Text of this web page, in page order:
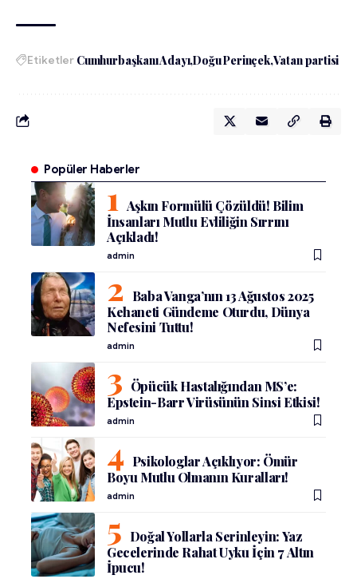
Etiketler Cumhurbaşkanı Adayı Doğu Perinçek Vatan partisi
Popüler Haberler
Aşkın Formülü Çözüldü! Bilim
İnsanları Mutlu Evliliğin Sırrını
Açıkladı!
admin
Baba Vanga’nın 13 Ağustos 2025
Kehaneti Gündeme Oturdu, Dünya
Nefesini Tuttu!
admin
Öpücük Hastalığından MS’e:
Epstein-Barr Virüsünün Sinsi Etkisi!
admin
Psikologlar Açıklıyor: Ömür
Boyu Mutlu Olmanın Kuralları!
admin
Doğal Yollarla Serinleyin: Yaz
Gecelerinde Rahat Uyku İçin 7 Altın
İpucu!